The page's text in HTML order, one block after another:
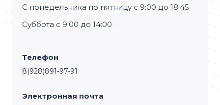
С понедельника по пятницу с 9:00 до 18:45
Суббота с 9:00 до 14:00
Телефон
8(928)891-97-91
Электронная почта